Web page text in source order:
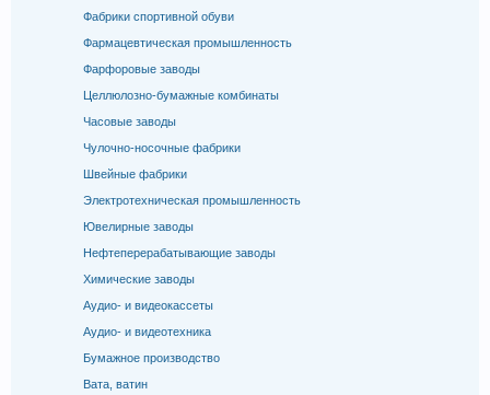
Фабрики спортивной обуви
Фармацевтическая промышленность
Фарфоровые заводы
Целлюлозно-бумажные комбинаты
Часовые заводы
Чулочно-носочные фабрики
Швейные фабрики
Электротехническая промышленность
Ювелирные заводы
Нефтеперерабатывающие заводы
Химические заводы
Аудио- и видеокассеты
Аудио- и видеотехника
Бумажное производство
Вата, ватин